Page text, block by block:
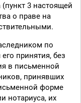
3 настоящей
о праве на
по
принятия, без
в письменной
принявших
форме
нотариуса, их